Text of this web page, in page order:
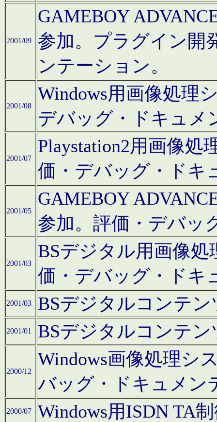
2001/09
GAMEBOY
参加。プラグイン開
ンテーション。
2001/08
Windows用画像処理
デバッグ・ドキュメ
2001/07
Playstation2用画像
価・デバッグ・ドキ
2001/05
GAMEBOY
参加。評価・デバッ
2001/03
BSデジタル用画像
価・デバッグ・ドキ
2001/03 BSデジタルコンテ
2001/01 BSデジタルコンテ
2000/12
Windows画像処理シ
バッグ・ドキュメン
2000/07 Windows用ISDN TA